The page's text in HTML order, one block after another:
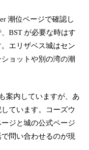
潮位ページで確認し
BST が必要な時はす
エリザベス城はセン
ョットや別の湾の潮
案内していますが、あ
ています。コーズウ
ジと城の公式ページ
問い合わせるのが現